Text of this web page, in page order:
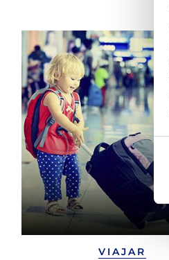
VIAJAR